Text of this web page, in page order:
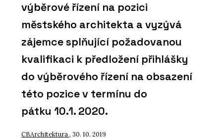
výběrové řízení na pozici
městského architekta a vyzývá
zájemce splňující požadovanou
kvalifikaci k předložení přihlášky
do výběrového řízení na obsazení
této pozice v termínu do
pátku 10.1. 2020.
CBArchitektura , 30. 10. 2019